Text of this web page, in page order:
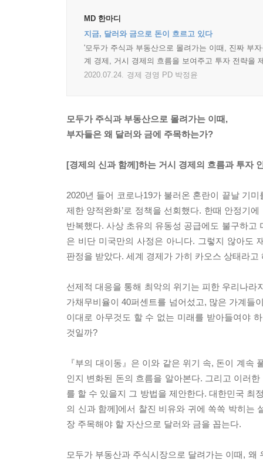
MD 한마디
지금, 달러와 금으로 돈이 흐르고 있다
'모두가 주식과 부동산으로 몰려가는 이때, 진짜 부
계 경제, 거시 경제의 흐름을 보여주고 투자 전략을
2020.07.24. 경제 경영 PD 박정윤
모두가 주식과 부동산으로 몰려가는 이때,
부자들은 왜 달러와 금에 주목하는가?
[경제의 신과 함께]하는 거시 경제의 흐름과 투자
2020년 들어 코로나19가 불러온 혼란이 끝날 기
제한 양적완화’로 정책을 선회했다. 한때 안정기
반복했다. 사상 초유의 유동성 공급에도 불구하
은 비단 미국만의 사정은 아니다. 그렇지 않아도
판정을 받았다. 세계 경제가 가히 카오스 상태라고
선제적 대응을 통해 최악의 위기는 피한 우리나
가채무비율이 40퍼센트를 넘어섰고, 많은 가계들
이대로 아무것도 할 수 없는 미래를 받아들여야
것일까?
『부의 대이동』은 이와 같은 위기 속, 돈이 계
인지 변화된 돈의 흐름을 알아본다. 그리고 이러
를 할 수 있을지 그 방법을 제안한다. 대한민국 최
의 신과 함께]에서 찰진 비유와 귀에 쏙쏙 박히는
장 주목해야 할 자산으로 달러와 금을 꼽는다.
모두가 부동산과 주식시장으로 달려가는 이때,